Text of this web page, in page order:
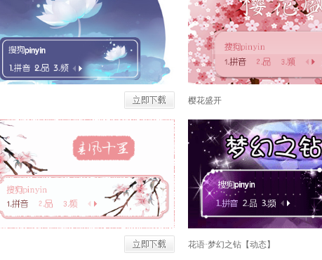
樱花盛开
花语·梦幻之钻【动态】